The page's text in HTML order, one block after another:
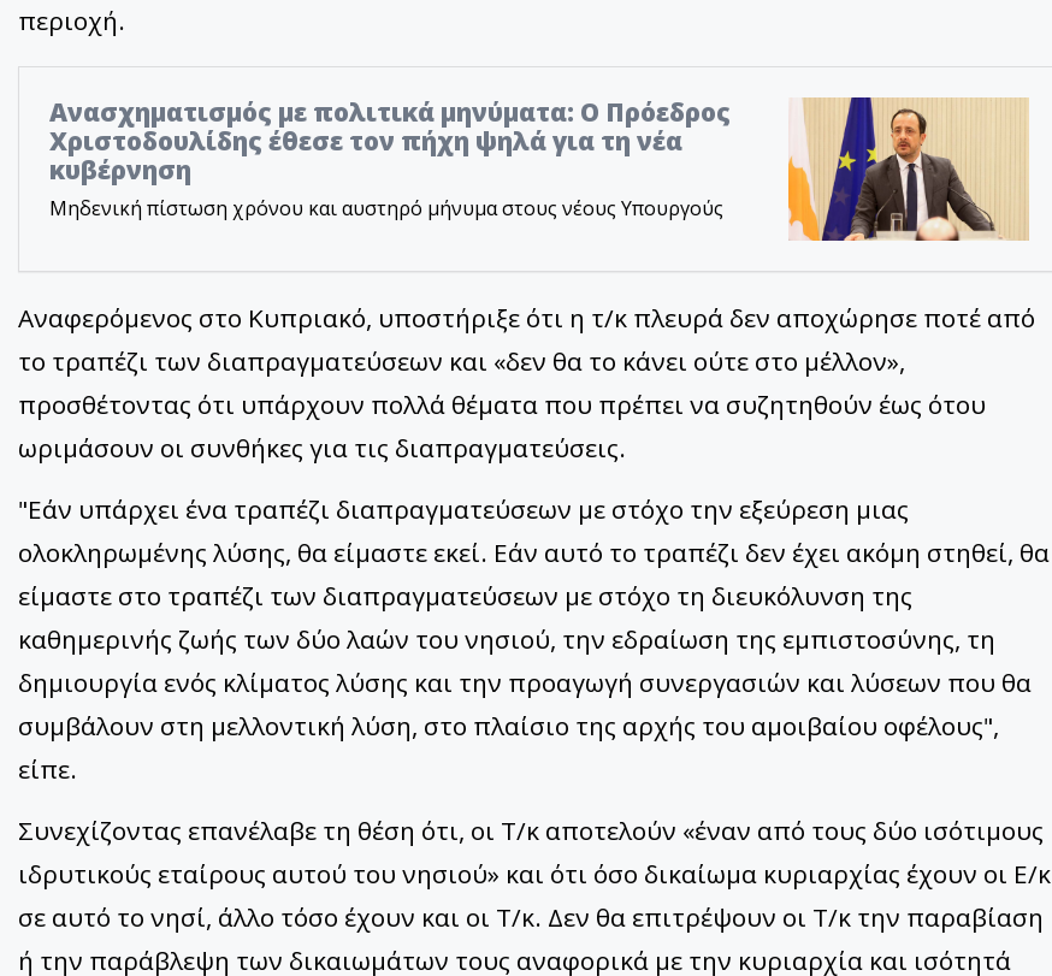
περιοχή.
Ανασχηματισμός με πολιτικά μηνύματα: Ο Πρόεδρος
Χριστοδουλίδης έθεσε τον πήχη ψηλά για τη νέα
κυβέρνηση
Μηδενική πίστωση χρόνου και αυστηρό μήνυμα στους νέους Υπουργούς
Αναφερόμενος στο Κυπριακό, υποστήριξε ότι η τ/κ πλευρά δεν αποχώρησε ποτέ από
το τραπέζι των διαπραγματεύσεων και «δεν θα το κάνει ούτε στο μέλλον»,
προσθέτοντας ότι υπάρχουν πολλά θέματα που πρέπει να συζητηθούν έως ότου
ωριμάσουν οι συνθήκες για τις διαπραγματεύσεις.
"Εάν υπάρχει ένα τραπέζι διαπραγματεύσεων με στόχο την εξεύρεση μιας
ολοκληρωμένης λύσης, θα είμαστε εκεί. Εάν αυτό το τραπέζι δεν έχει ακόμη στηθεί, θα
είμαστε στο τραπέζι των διαπραγματεύσεων με στόχο τη διευκόλυνση της
καθημερινής ζωής των δύο λαών του νησιού, την εδραίωση της εμπιστοσύνης, τη
δημιουργία ενός κλίματος λύσης και την προαγωγή συνεργασιών και λύσεων που θα
συμβάλουν στη μελλοντική λύση, στο πλαίσιο της αρχής του αμοιβαίου οφέλους",
είπε.
Συνεχίζοντας επανέλαβε τη θέση ότι, οι Τ/κ αποτελούν «έναν από τους δύο ισότιμους
ιδρυτικούς εταίρους αυτού του νησιού» και ότι όσο δικαίωμα κυριαρχίας έχουν οι Ε/κ
σε αυτό το νησί, άλλο τόσο έχουν και οι Τ/κ. Δεν θα επιτρέψουν οι Τ/κ την παραβίαση
ή την παράβλεψη των δικαιωμάτων τους αναφορικά με την κυριαρχία και ισότητά